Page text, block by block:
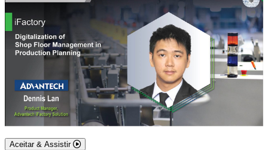
Aceitar & Assistir